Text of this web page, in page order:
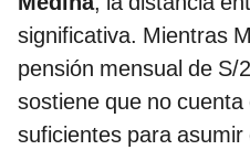
significativa. Mientras
pensión mensual de S/
sostiene que no
suficientes para